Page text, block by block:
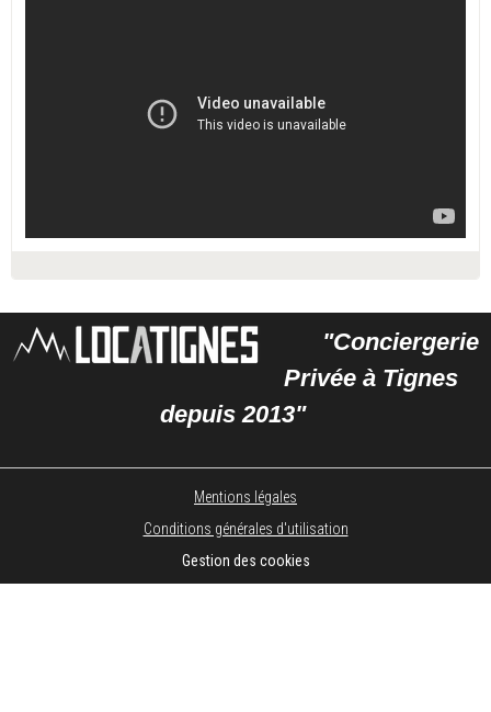
"Conciergerie
Privée à Tignes
depuis 2013"
Mentions légales
Conditions générales d'utilisation
Gestion des cookies